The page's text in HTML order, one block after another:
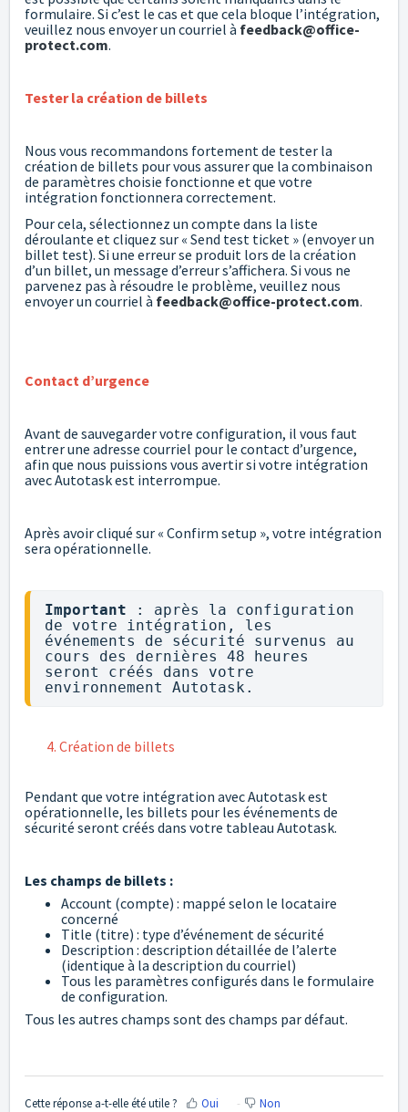
formulaire. Si c’est le cas et que cela bloque l’intégration,
veuillez nous envoyer un courriel à feedback@office-
protect.com.
Tester la création de billets
Nous vous recommandons fortement de tester la
création de billets pour vous assurer que la combinaison
de paramètres choisie fonctionne et que votre
intégration fonctionnera correctement.
Pour cela, sélectionnez un compte dans la liste
déroulante et cliquez sur « Send test ticket » (envoyer un
billet test). Si une erreur se produit lors de la création
d’un billet, un message d’erreur s’affichera. Si vous ne
parvenez pas à résoudre le problème, veuillez nous
envoyer un courriel à feedback@office-protect.com.
Contact d’urgence
Avant de sauvegarder votre configuration, il vous faut
entrer une adresse courriel pour le contact d’urgence,
afin que nous puissions vous avertir si votre intégration
avec Autotask est interrompue.
Après avoir cliqué sur « Confirm setup », votre intégration
sera opérationnelle.
Important : après la configuration
de votre intégration, les
événements de sécurité survenus au
cours des dernières 48 heures
seront créés dans votre
environnement Autotask.
4. Création de billets
Pendant que votre intégration avec Autotask est
opérationnelle, les billets pour les événements de
sécurité seront créés dans votre tableau Autotask.
Les champs de billets :
Account (compte) : mappé selon le locataire
concerné
Title (titre) : type d’événement de sécurité
Description : description détaillée de l’alerte
(identique à la description du courriel)
Tous les paramètres configurés dans le formulaire
de configuration.
Tous les autres champs sont des champs par défaut.
Cette réponse a-t-elle été utile ? Oui Non